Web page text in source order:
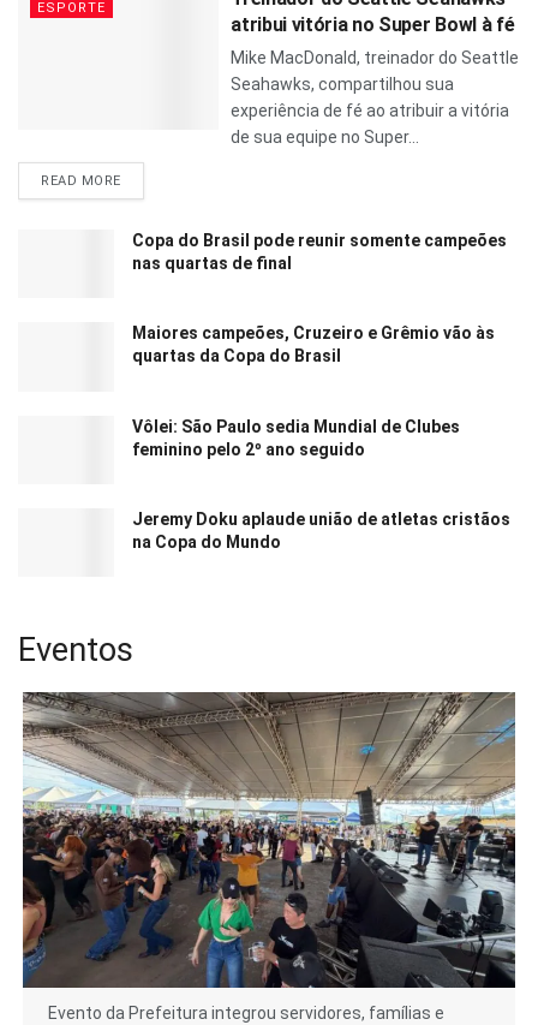
ESPORTE
atribui vitória no Super Bowl à fé
Mike MacDonald, treinador do Seattle
Seahawks, compartilhou sua
experiência de fé ao atribuir a vitória
de sua equipe no Super...
READ MORE
Copa do Brasil pode reunir somente campeões
nas quartas de final
Maiores campeões, Cruzeiro e Grêmio vão às
quartas da Copa do Brasil
Vôlei: São Paulo sedia Mundial de Clubes
feminino pelo 2º ano seguido
Jeremy Doku aplaude união de atletas cristãos
na Copa do Mundo
Eventos
Evento da Prefeitura integrou servidores, famílias e